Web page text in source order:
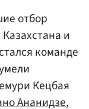
отбор
и
команде
Кецбая
Ананидзе,